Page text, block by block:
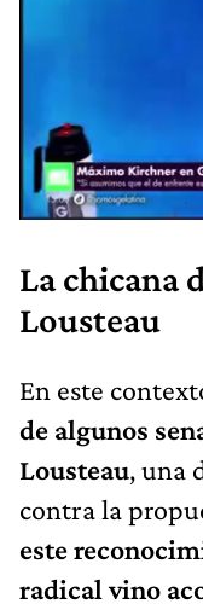
La chicana
Lousteau
En este
de algunos
Lousteau, una
contra la
este
radical vino